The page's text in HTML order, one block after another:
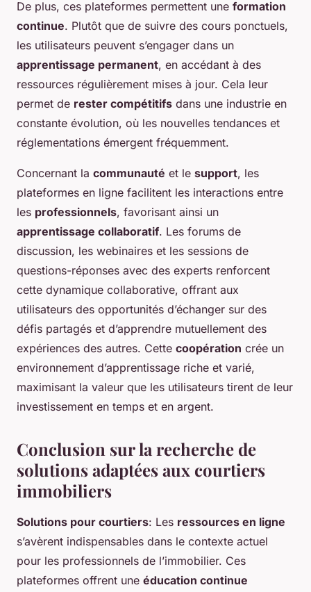
De plus, ces plateformes permettent une formation
continue. Plutôt que de suivre des cours ponctuels,
les utilisateurs peuvent s’engager dans un
apprentissage permanent, en accédant à des
ressources régulièrement mises à jour. Cela leur
permet de rester compétitifs dans une industrie en
constante évolution, où les nouvelles tendances et
réglementations émergent fréquemment.
Concernant la communauté et le support, les
plateformes en ligne facilitent les interactions entre
les professionnels, favorisant ainsi un
apprentissage collaboratif. Les forums de
discussion, les webinaires et les sessions de
questions-réponses avec des experts renforcent
cette dynamique collaborative, offrant aux
utilisateurs des opportunités d’échanger sur des
défis partagés et d’apprendre mutuellement des
expériences des autres. Cette coopération crée un
environnement d’apprentissage riche et varié,
maximisant la valeur que les utilisateurs tirent de leur
investissement en temps et en argent.
Conclusion sur la recherche de
solutions adaptées aux courtiers
immobiliers
Solutions pour courtiers: Les ressources en ligne
s’avèrent indispensables dans le contexte actuel
pour les professionnels de l’immobilier. Ces
plateformes offrent une éducation continue